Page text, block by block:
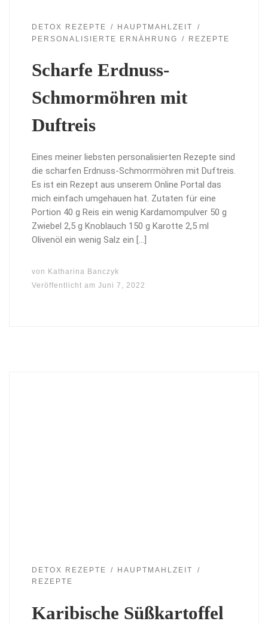
DETOX REZEPTE
HAUPTMAHLZEIT
PERSONALISIERTE ERNÄHRUNG
REZEPTE
Scharfe Erdnuss-
Schmormöhren mit
Duftreis
Eines meiner liebsten personalisierten Rezepte sind
die scharfen Erdnuss-Schmorrmöhren mit Duftreis.
Es ist ein Rezept aus unserem Online Portal das
mich einfach umgehauen hat. Zutaten für eine
Portion 40 g Reis ein wenig Kardamompulver 50 g
Zwiebel 2,5 g Knoblauch 150 g Karotte 2,5 ml
Olivenöl ein wenig Salz ein […]
von Katharina Banczyk
Veröffentlicht am Juni 7, 2022
DETOX REZEPTE
HAUPTMAHLZEIT
REZEPTE
Karibische Süßkartoffel